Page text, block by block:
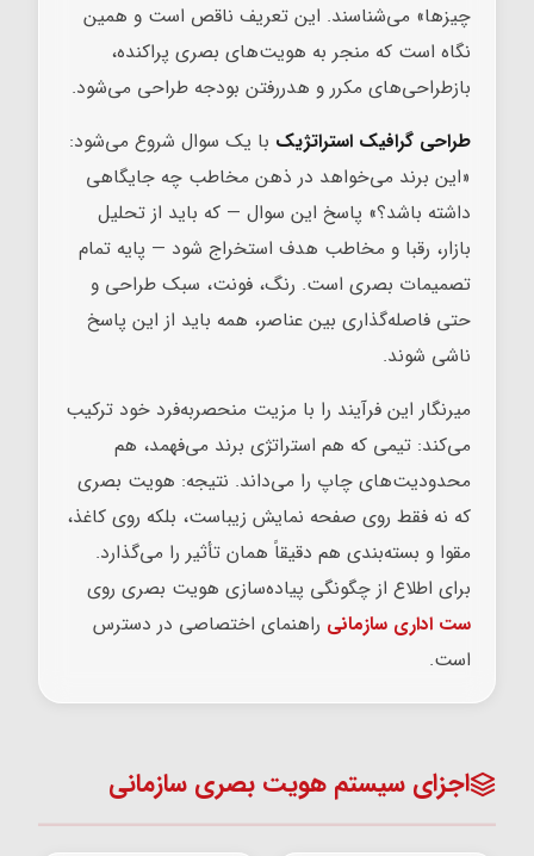
چیزها» می‌شناسند. این تعریف ناقص است و همین
نگاه است که منجر به هویت‌های بصری پراکنده،
بازطراحی‌های مکرر و هدررفتن بودجه طراحی می‌شود.
طراحی گرافیک استراتژیک با یک سوال شروع می‌شود:
«این برند می‌خواهد در ذهن مخاطب چه جایگاهی
داشته باشد؟» پاسخ این سوال — که باید از تحلیل
بازار، رقبا و مخاطب هدف استخراج شود — پایه تمام
تصمیمات بصری است. رنگ، فونت، سبک طراحی و
حتی فاصله‌گذاری بین عناصر، همه باید از این پاسخ
ناشی شوند.
میرنگار این فرآیند را با مزیت منحصربه‌فرد خود ترکیب
می‌کند: تیمی که هم استراتژی برند می‌فهمد، هم
محدودیت‌های چاپ را می‌داند. نتیجه: هویت بصری
که نه فقط روی صفحه نمایش زیباست، بلکه روی کاغذ،
مقوا و بسته‌بندی هم دقیقاً همان تأثیر را می‌گذارد.
برای اطلاع از چگونگی پیاده‌سازی هویت بصری روی
ست اداری سازمانی راهنمای اختصاصی در دسترس
است.
اجزای سیستم هویت بصری سازمانی